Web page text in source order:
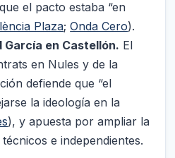
el pacto estaba “en
Plaza;Onda Cero).
García en Castellón. El
en Nules y de la
defiende que “el
la ideología en la
), y apuesta por ampliar la
e independientes.